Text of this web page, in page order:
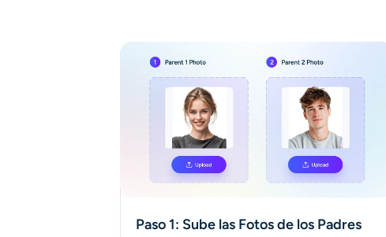
Paso 1: Sube las Fotos de los Padres